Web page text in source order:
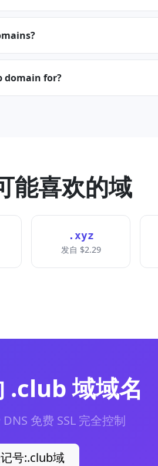
domain for?
能喜欢的域
.xyz
发自 $2.29
.club 域域名
免费 SSL 完全控制
号:.club域